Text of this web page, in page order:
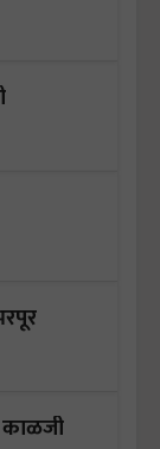
काळजी